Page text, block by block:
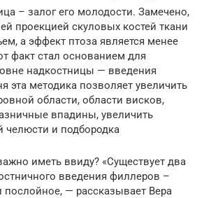
– залог его молодости. Замечено,
проекцией скуловых костей ткани
а эффект птоза является менее
факт стал основанием для
надкостницы — введения
эта методика позволяет увеличить
области, области висков,
впадины, увеличить
и подбородка
иметь ввиду? «Существует два
введения филлеров –
— рассказывает Вера